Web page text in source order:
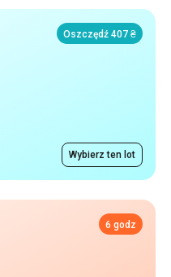
Oszczędź 407 ₴
Wybierz ten lot
6 godz